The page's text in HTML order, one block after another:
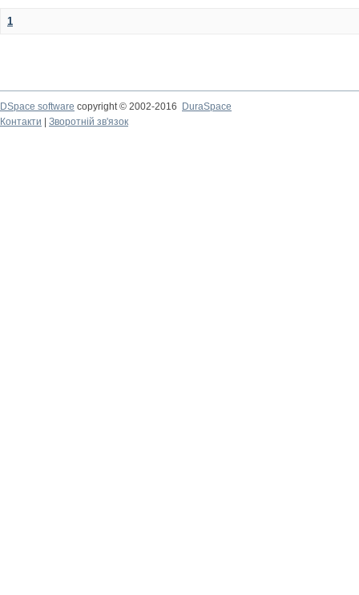
1
DSpace software copyright © 2002-2016
DuraSpace
Контакти
Зворотній зв'язок